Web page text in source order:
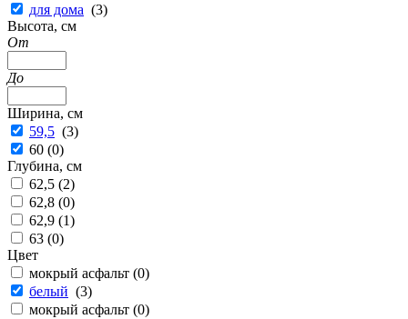
для дома (3)
Высота, см
От
До
Ширина, см
59,5 (3)
60 (0)
Глубина, см
62,5 (2)
62,8 (0)
62,9 (1)
63 (0)
Цвет
мокрый асфальт (0)
белый (3)
мокрый асфальт (0)